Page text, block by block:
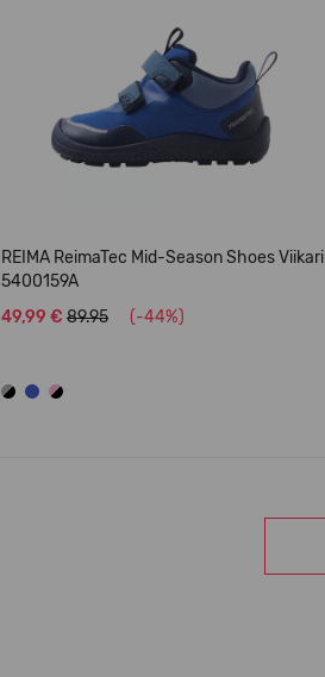
REIMA ReimaTec Mid-Season Shoes Viikari
5400159A
49,99 € 89.95 (-44%)